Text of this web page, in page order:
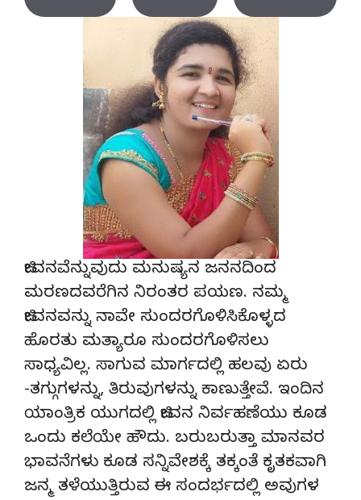
ಜೀವನವೆನ್ನುವುದು ಮನುಷ್ಯನ ಜನನದಿಂದ
ಮರಣದವರೆಗಿನ ನಿರಂತರ ಪಯಣ. ನಮ್ಮ
ಜೀವನವನ್ನು ನಾವೇ ಸುಂದರಗೊಳಿಸಿಕೊಳ್ಳದ
ಹೊರತು ಮತ್ಯಾರೂ ಸುಂದರಗೊಳಿಸಲು
ಸಾಧ್ಯವಿಲ್ಲ. ಸಾಗುವ ಮಾರ್ಗದಲ್ಲಿ ಹಲವು ಏರು
-ತಗ್ಗುಗಳನ್ನು, ತಿರುವುಗಳನ್ನು ಕಾಣುತ್ತೇವೆ. ಇಂದಿನ
ಯಾಂತ್ರಿಕ ಯುಗದಲ್ಲಿ ಜೀವನ ನಿರ್ವಹಣೆಯು ಕೂಡ
ಒಂದು ಕಲೆಯೇ ಹೌದು. ಬರುಬರುತ್ತಾ ಮಾನವರ
ಭಾವನೆಗಳು ಕೂಡ ಸನ್ನಿವೇಶಕ್ಕೆ ತಕ್ಕಂತೆ ಕೃತಕವಾಗಿ
ಜನ್ಮ ತಳೆಯುತ್ತಿರುವ ಈ ಸಂದರ್ಭದಲ್ಲಿ ಅವುಗಳ